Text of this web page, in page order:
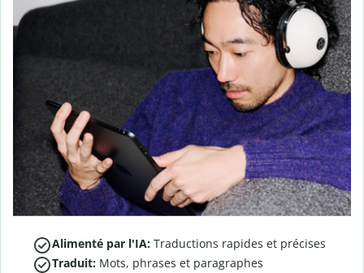
Alimenté par l'IA: Traductions rapides et précises
Traduit: Mots, phrases et paragraphes